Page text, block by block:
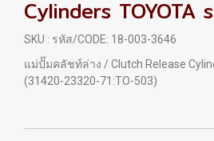
Cylinders TOYOTA
SKU : รหัส/CODE: 18-003-3646
แม่ปั๊มคลัชท์ล่าง / Clutch Release
(31420-23320-71:TO-503)